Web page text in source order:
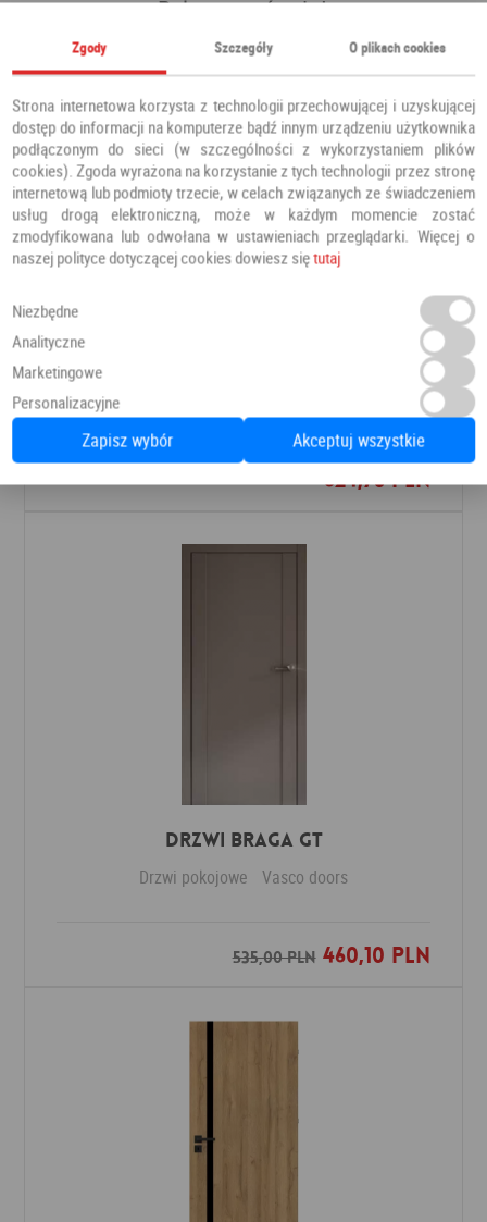
Polecamy również
624,78 PLN
Drzwi Braga GT
Drzwi pokojowe Vasco doors
535,00 PLN460,10 PLN
Dodaj do ulubionych
Zgody Szczegóły O plikach cookies
Strona internetowa korzysta z technologii przechowującej i uzyskującej
dostęp do informacji na komputerze bądź innym urządzeniu użytkownika
podłączonym do sieci (w szczególności z wykorzystaniem plików
cookies). Zgoda wyrażona na korzystanie z tych technologii przez stronę
internetową lub podmioty trzecie, w celach związanych ze świadczeniem
usług drogą elektroniczną, może w każdym momencie zostać
zmodyfikowana lub odwołana w ustawieniach przeglądarki. Więcej o
naszej polityce dotyczącej cookies dowiesz siętutaj
Niezbędne
Analityczne
Marketingowe
Personalizacyjne
Zapisz wybór Akceptuj wszystkie